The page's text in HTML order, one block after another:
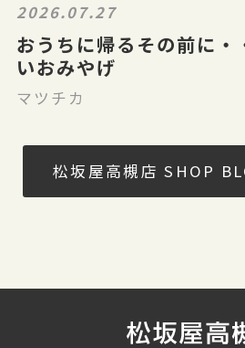
2026.07.27
おうちに帰るその前に・
いおみやげ
マツチカ
松坂屋高槻店 SHOP